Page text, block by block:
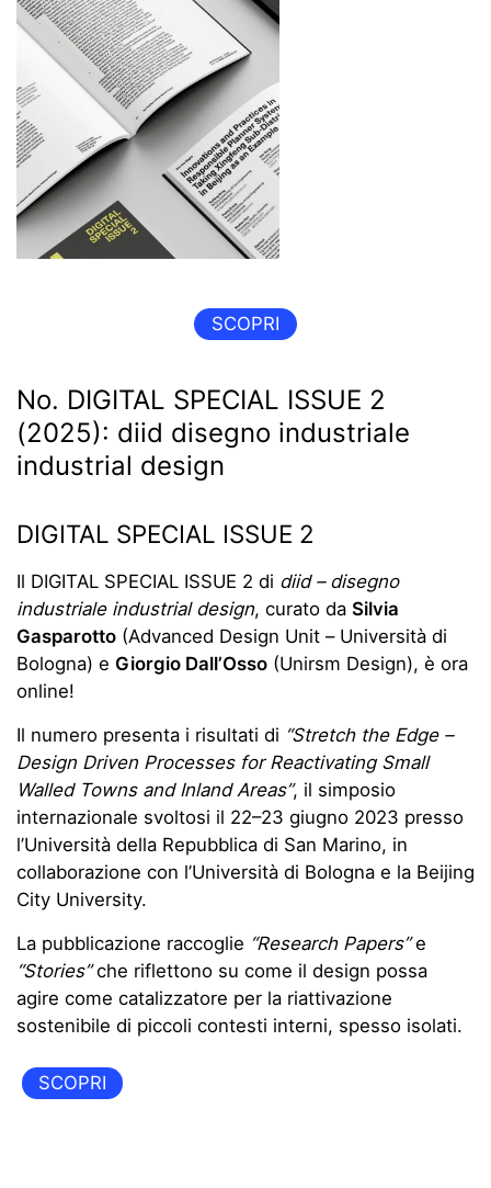
SCOPRI
No. DIGITAL SPECIAL ISSUE 2
(2025): diid disegno industriale
industrial design
DIGITAL SPECIAL ISSUE 2
Il DIGITAL SPECIAL ISSUE 2 di diid – disegno
industriale industrial design, curato da Silvia
Gasparotto (Advanced Design Unit – Università di
Bologna) e Giorgio Dall’Osso (Unirsm Design), è ora
online!
Il numero presenta i risultati di “Stretch the Edge –
Design Driven Processes for Reactivating Small
Walled Towns and Inland Areas”, il simposio
internazionale svoltosi il 22–23 giugno 2023 presso
l’Università della Repubblica di San Marino, in
collaborazione con l’Università di Bologna e la Beijing
City University.
La pubblicazione raccoglie “Research Papers”e
“Stories”che riflettono su come il design possa
agire come catalizzatore per la riattivazione
sostenibile di piccoli contesti interni, spesso isolati.
SCOPRI